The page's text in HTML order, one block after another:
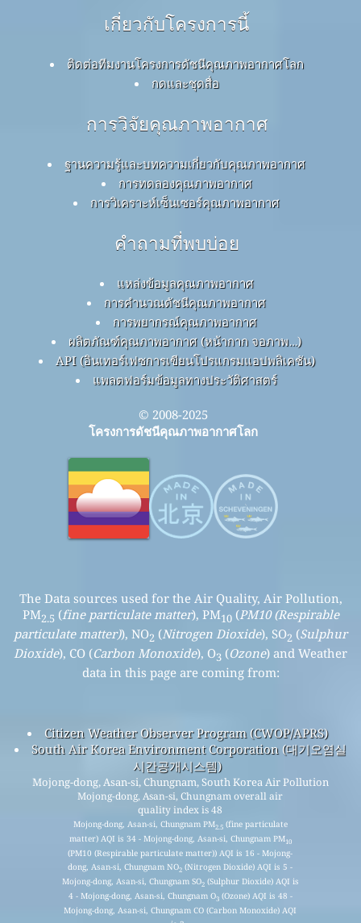
เกี่ยวกับโครงการนี้
ติดต่อทีมงานโครงการดัชนีคุณภาพอากาศโลก
กดและชุดสื่อ
การวิจัยคุณภาพอากาศ
ฐานความรู้และบทความเกี่ยวกับคุณภาพอากาศ
การทดลองคุณภาพอากาศ
การวิเคราะห์เซ็นเซอร์คุณภาพอากาศ
คำถามที่พบบ่อย
แหล่งข้อมูลคุณภาพอากาศ
การคำนวณดัชนีคุณภาพอากาศ
การพยากรณ์คุณภาพอากาศ
ผลิตภัณฑ์คุณภาพอากาศ (หน้ากาก จอภาพ…)
API (อินเทอร์เฟซการเขียนโปรแกรมแอปพลิเคชัน)
แพลตฟอร์มข้อมูลทางประวัติศาสตร์
© 2008-2025
โครงการดัชนีคุณภาพอากาศโลก
The Data sources used for the Air Quality, Air Pollution,
PM2.5 (fine particulate matter), PM10(PM10 (Respirable
particulate matter)), NO2 (Nitrogen Dioxide), SO2 (Sulphur
Dioxide), CO (Carbon Monoxide), O3 (Ozone) and Weather
data in this page are coming from:
Citizen Weather Observer Program (CWOP/APRS)
South Air Korea Environment Corporation (대기오염실
시간공개시스템)
Mojong-dong, Asan-si, Chungnam, South Korea Air Pollution
Mojong-dong, Asan-si, Chungnam overall air
quality index is 48
Mojong-dong, Asan-si, Chungnam PM2.5(fine particulate
matter) AQI is 34 - Mojong-dong, Asan-si, Chungnam PM10
(PM10 (Respirable particulate matter)) AQI is 16 - Mojong-
dong, Asan-si, Chungnam NO2 (Nitrogen Dioxide) AQI is 5 -
Mojong-dong, Asan-si, Chungnam SO2(Sulphur Dioxide) AQI is
4 - Mojong-dong, Asan-si, Chungnam O3(Ozone) AQI is 48 -
Mojong-dong, Asan-si, Chungnam CO (Carbon Monoxide) AQI